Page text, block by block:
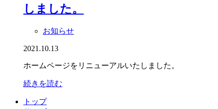
しました。
お知らせ
2021.10.13
ホームページをリニューアルいたしました。
続きを読む
トップ